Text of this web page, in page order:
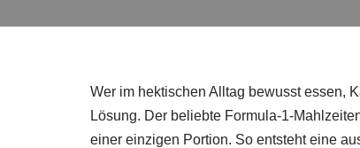
Wer im hektischen Alltag bewusst essen,
Lösung. Der beliebte
einer einzigen Portion. So entsteht eine